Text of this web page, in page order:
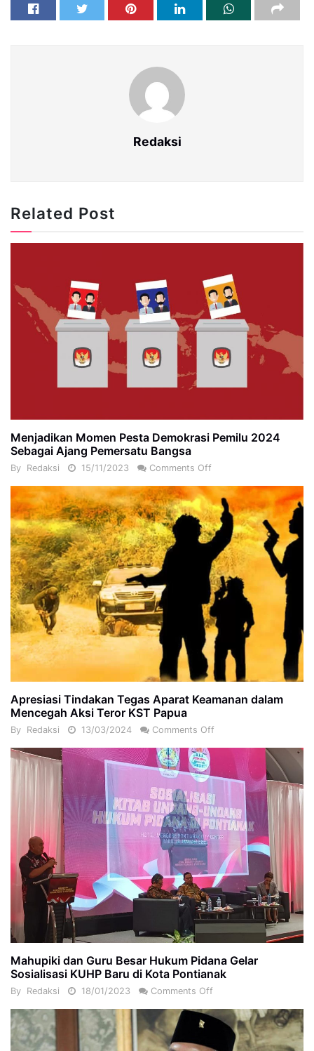
Redaksi
Related Post
Menjadikan Momen Pesta Demokrasi Pemilu 2024
Sebagai Ajang Pemersatu Bangsa
By Redaksi 15/11/2023 Comments Off
Apresiasi Tindakan Tegas Aparat Keamanan dalam
Mencegah Aksi Teror KST Papua
By Redaksi 13/03/2024 Comments Off
Mahupiki dan Guru Besar Hukum Pidana Gelar
Sosialisasi KUHP Baru di Kota Pontianak
By Redaksi 18/01/2023 Comments Off